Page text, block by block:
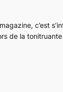
c’est
de la